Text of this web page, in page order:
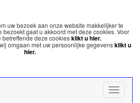
uw bezoek aan onze website makkelijker te
bezoekt gaat u akkoord met deze cookies. Voor
betreffende deze cookiesklikt u hier.
omgaan met uw persoonlijke gegevensklikt u
hier.